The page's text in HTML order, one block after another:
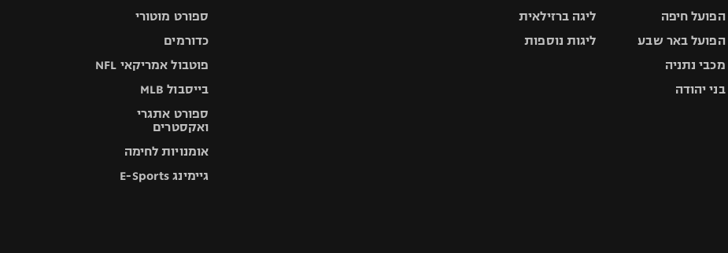
הפועל חיפה
הפועל באר שבע
מכבי נתניה
בני יהודה
ליגה ברזילאית
ליגות נוספות
ספורט מוטורי
כדורמים
פוטבול אמריקאי NFL
בייסבול MLB
ספורט אתגרי
ואקסטרים
אומנויות לחימה
גיימינג E-Sports